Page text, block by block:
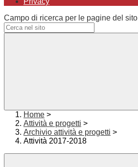
Campo di ricerca per le pagine del sito
Home >
Attività e progetti >
Archivio attività e progetti >
Attività 2017-2018